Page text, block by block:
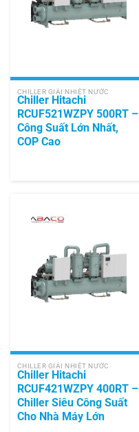
CHILLER GIẢI NHIỆT NƯỚC
Chiller Hitachi
RCUF521WZPY 500RT –
Công Suất Lớn Nhất,
COP Cao
CHILLER GIẢI NHIỆT NƯỚC
Chiller Hitachi
RCUF421WZPY 400RT –
Chiller Siêu Công Suất
Cho Nhà Máy Lớn